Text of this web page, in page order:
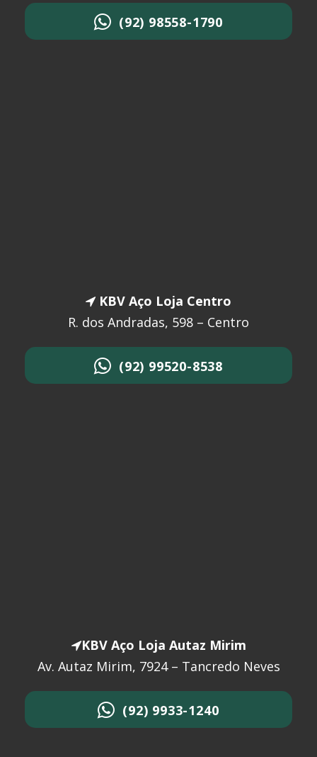
(92) 98558-1790
KBV Aço Loja Centro
R. dos Andradas, 598 – Centro
(92) 99520-8538
KBV Aço Loja Autaz Mirim
Av. Autaz Mirim, 7924 – Tancredo Neves
(92) 9933-1240